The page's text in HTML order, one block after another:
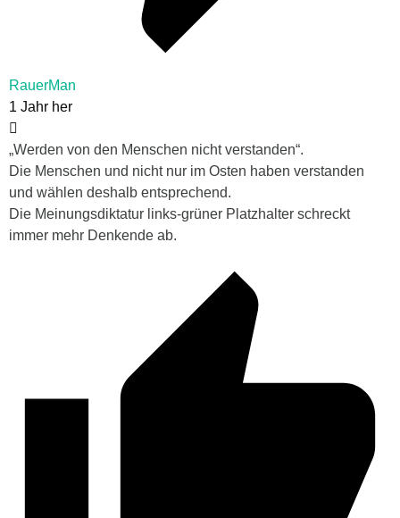
RauerMan
1 Jahr her
„Werden von den Menschen nicht verstanden“.
Die Menschen und nicht nur im Osten haben verstanden
und wählen deshalb entsprechend.
Die Meinungsdiktatur links-grüner Platzhalter schreckt
immer mehr Denkende ab.